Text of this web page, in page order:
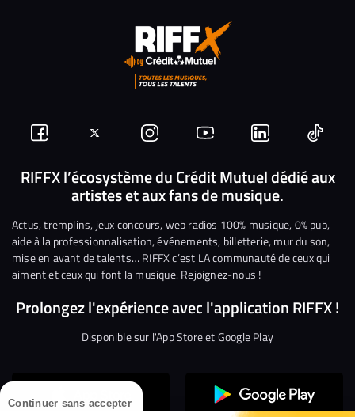
Continuer sans accepter
Suivez-
nous
Facebook
Suivez-
nous
sur
Twitter
Nous
rejoindre
sur
Instagram
Nous
rejoindre
sur
YouTube
Nous
rejoindre
sur
Linkedin
Nous
RIFFX l’écosystème du Crédit Mutuel dédié aux
artistes et aux fans de musique.
Actus, tremplins, jeux concours, web radios 100% musique, 0% pub,
aide à la professionnalisation, événements, billetterie, mur du son,
mise en avant de talents… RIFFX c’est LA communauté de ceux qui
aiment et ceux qui font la musique. Rejoignez-nous !
Prolongez l'expérience avec l'application RIFFX !
Disponible sur l'App Store et Google Play